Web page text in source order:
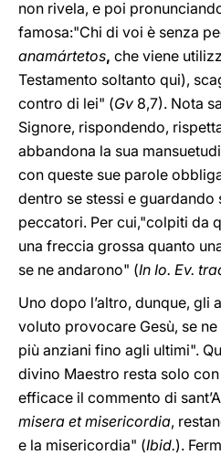
non rivela, e poi
famosa:"Chi di voi è senza
anamártetos, che viene
Testamento soltanto qui),
contro di lei" (Gv 8,7). Nota
Signore, rispondendo,
abbandona la sua
con queste sue parole
dentro se stessi e guardando
peccatori. Per cui,"colpiti da
una freccia grossa quanto
se ne andarono" (In Io. Ev.
Uno dopo l’altro, dunque, gli
voluto provocare Gesù, se
più anziani fino agli ultimi".
divino Maestro resta solo
efficace il commento di
misera et misericordia,
e la misericordia" (Ibid.).